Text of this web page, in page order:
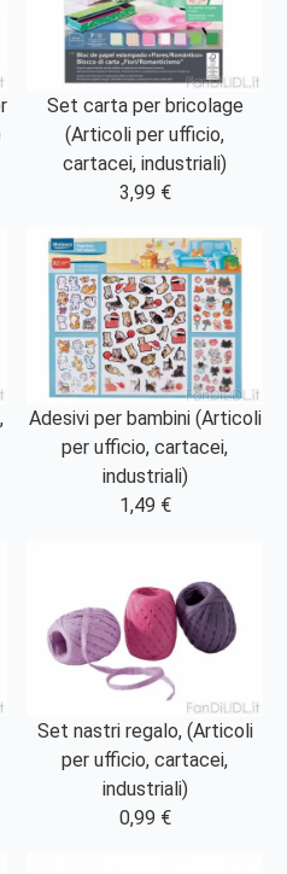
Set carta per bricolage
(Articoli per ufficio,
cartacei, industriali)
3,99 €
Adesivi per bambini (Articoli
per ufficio, cartacei,
industriali)
1,49 €
Set nastri regalo, (Articoli
per ufficio, cartacei,
industriali)
0,99 €